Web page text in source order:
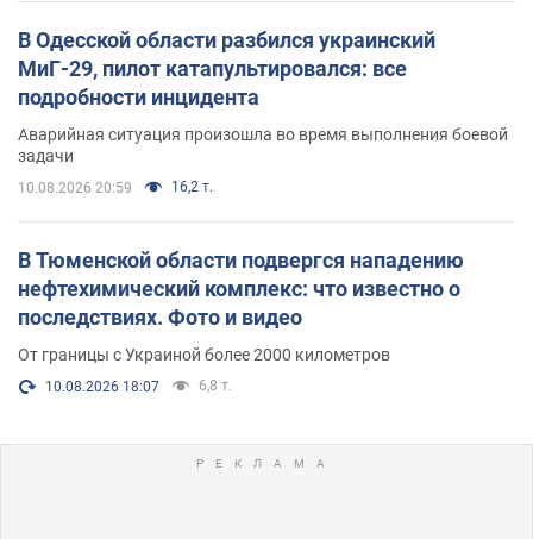
В Одесской области разбился украинский
МиГ-29, пилот катапультировался: все
подробности инцидента
Аварийная ситуация произошла во время выполнения боевой
задачи
10.08.2026 20:59 16,2 т.
В Тюменской области подвергся нападению
нефтехимический комплекс: что известно о
последствиях. Фото и видео
От границы с Украиной более 2000 километров
10.08.2026 18:07 6,8 т.